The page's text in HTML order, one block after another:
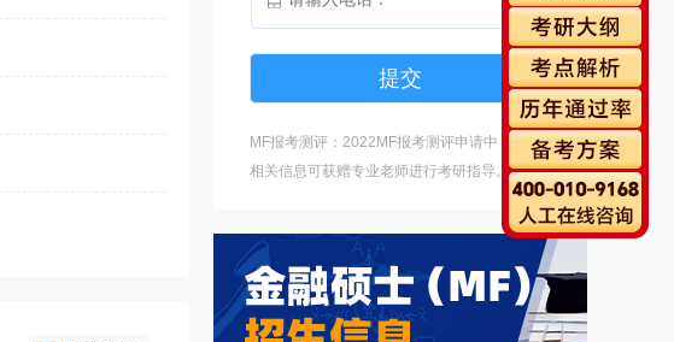
MF报考测评：2022MF报考测评申请中，填写
相关信息可获赠专业老师进行考研指导。